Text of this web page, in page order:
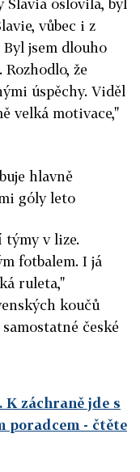
Slavia oslovila, byl
vůbec i z
Byl jsem dlouho
že
úspěchy. Viděl
velká motivace,"
hlavně
góly leto
v lize.
fotbalem. I já
ruleta,"
koučů
české
záchraně jde s
poradcem - čtěte